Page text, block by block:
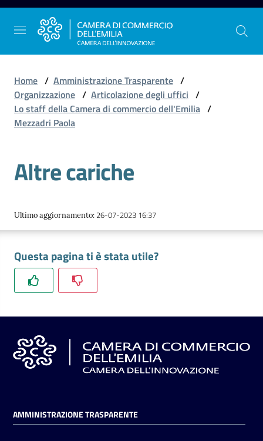
Vai al contenuto
Vai alla navigazione
Vai al footer
La
l'impresa
Promuovere
l'impresa
il
Tutelare
l'Impresa
Consumatore
Home / Amministrazione Trasparente /
Organizzazione / Articolazione degli uffici /
Lo staff della Camera di commercio dell'Emilia /
Mezzadri Paola
Altre cariche
Ultimo aggiornamento: 26-07-2023 16:37
Questa pagina ti è stata utile?
AMMINISTRAZIONE TRASPARENTE